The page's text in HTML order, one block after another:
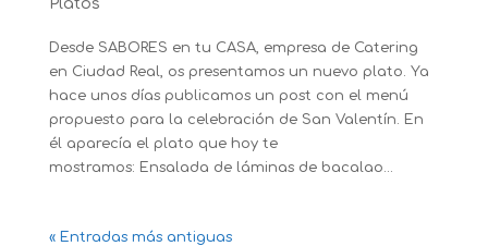
Platos
Desde SABORES en tu CASA, empresa de Catering
en Ciudad Real, os presentamos un nuevo plato. Ya
hace unos días publicamos un post con el menú
propuesto para la celebración de San Valentín. En
él aparecía el plato que hoy te
mostramos: Ensalada de láminas de bacalao...
« Entradas más antiguas